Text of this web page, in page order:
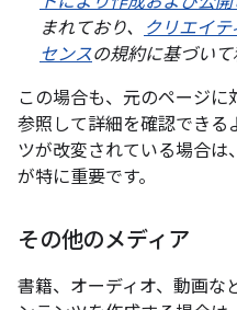
まれており、
クリエイ
センスの規約に基づいて
この場合も、元のページに
参照して詳細を確認できる
ツが改変されている場合は
が特に重要です。
その他のメディア
書籍、オーディオ、動画な